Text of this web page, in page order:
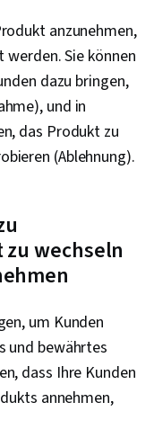
anzunehmen,
werden. Sie können
dazu bringen,
und in
das Produkt zu
(Ablehnung).
wechseln
um Kunden
und bewährtes
dass Ihre Kunden
annehmen,